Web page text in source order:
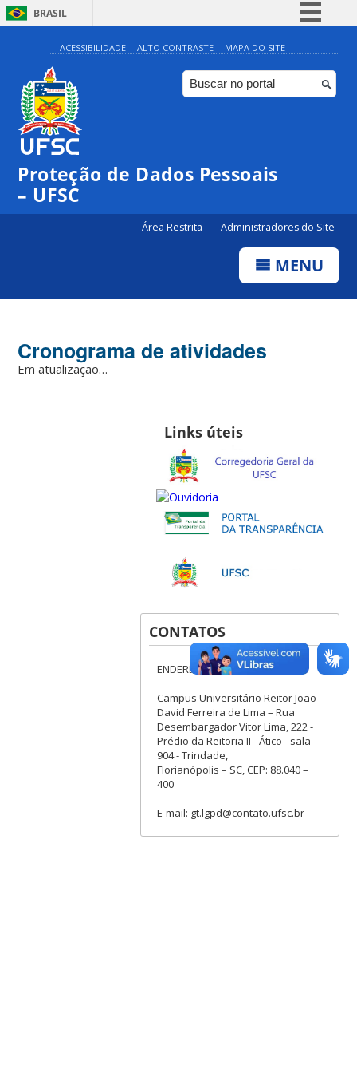
BRASIL
Simplifique!
Comunica BR
Participe
Canais
ACESSIBILIDADE ALTO CONTRASTE MAPA DO SITE
Proteção de Dados Pessoais
– UFSC
Área Restrita Administradores do Site
MENU
Cronograma de atividades
Em atualização…
Links úteis
CONTATOS
ENDEREÇO
Campus Universitário Reitor João
David Ferreira de Lima – Rua
Desembargador Vitor Lima, 222 -
Prédio da Reitoria II - Ático - sala
904 - Trindade,
Florianópolis – SC, CEP: 88.040 –
400
E-mail: gt.lgpd@contato.ufsc.br